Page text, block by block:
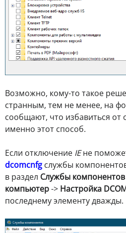
Возможно, кому-то такое
странным, тем не менее, на
сообщают, что избавиться
именно этот способ.
Если отключение IEне
dcomcnfg службы
в раздел Службы компонентов
компьютер-> Настройка
последнему элементу дважды.